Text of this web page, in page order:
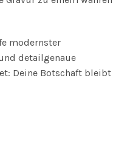
modernster
detailgenaue
Deine Botschaft bleibt